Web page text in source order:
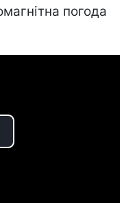
погода